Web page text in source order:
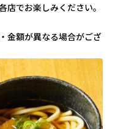
店でお楽しみください。
金額が異なる場合がござ